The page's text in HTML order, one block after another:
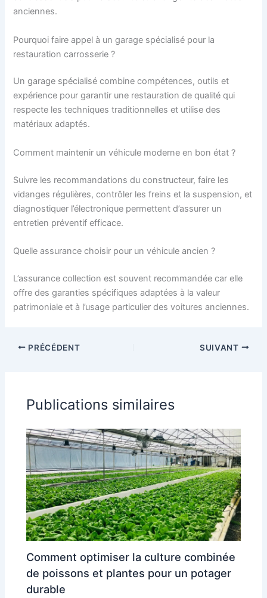
anciennes.
Pourquoi faire appel à un garage spécialisé pour la
restauration carrosserie ?
Un garage spécialisé combine compétences, outils et
expérience pour garantir une restauration de qualité qui
respecte les techniques traditionnelles et utilise des
matériaux adaptés.
Comment maintenir un véhicule moderne en bon état ?
Suivre les recommandations du constructeur, faire les
vidanges régulières, contrôler les freins et la suspension, et
diagnostiquer l’électronique permettent d’assurer un
entretien préventif efficace.
Quelle assurance choisir pour un véhicule ancien ?
L’assurance collection est souvent recommandée car elle
offre des garanties spécifiques adaptées à la valeur
patrimoniale et à l’usage particulier des voitures anciennes.
PRÉCÉDENT SUIVANT
Publications similaires
Comment optimiser la culture combinée
de poissons et plantes pour un potager
durable